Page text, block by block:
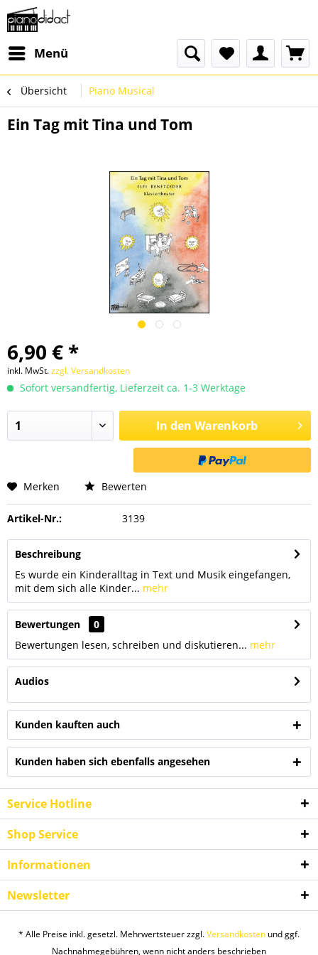
Menü
Übersicht Piano Musical
Ein Tag mit Tina und Tom
6,90 € *
inkl. MwSt.zzgl. Versandkosten
Sofort versandfertig, Lieferzeit ca. 1-3 Werktage
In den Warenkorb
Merken Bewerten
Artikel-Nr.: 3139
Beschreibung
Es wurde ein Kinderalltag in Text und Musik eingefangen,
mit dem sich alle Kinder... mehr
Bewertungen
0
Bewertungen lesen, schreiben und diskutieren... mehr
Audios
Kunden kauften auch
Kunden haben sich ebenfalls angesehen
Service Hotline
Shop Service
Informationen
Newsletter
* Alle Preise inkl. gesetzl. Mehrwertsteuer zzgl.Versandkosten und ggf.
Nachnahmegebühren, wenn nicht anders beschrieben